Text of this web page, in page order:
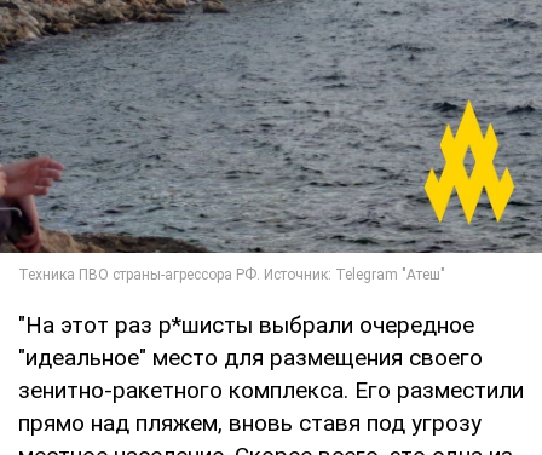
"На этот раз р*шисты выбрали очередное
"идеальное" место для размещения своего
зенитно-ракетного комплекса. Его разместили
прямо над пляжем, вновь ставя под угрозу